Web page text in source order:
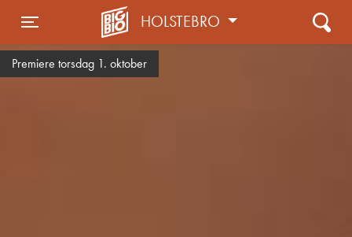
Toggle navigation
HOLSTEBRO
Premiere torsdag 1. oktober